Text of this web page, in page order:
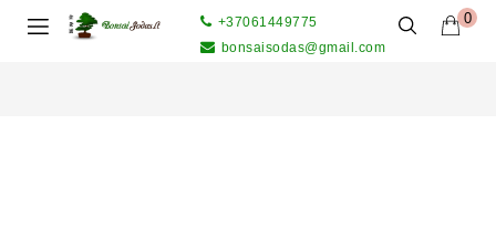
0
+37061449775
bonsaisodas@gmail.com